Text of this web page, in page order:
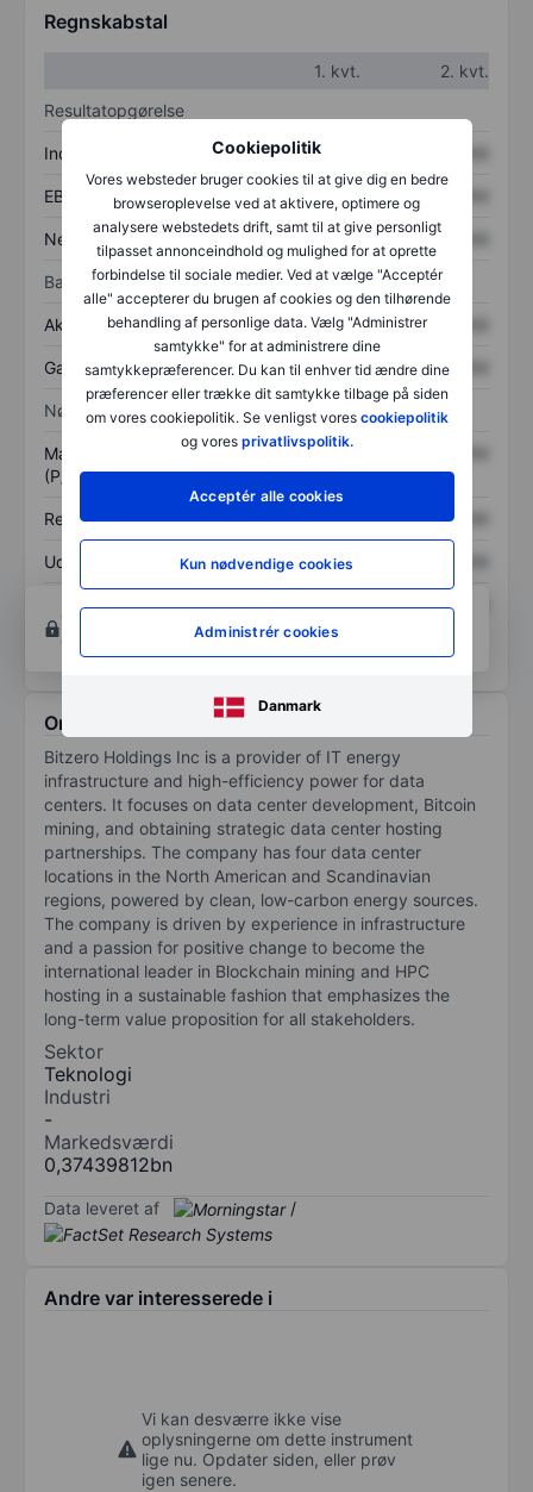
Cookiepolitik
Vores websteder bruger cookies til at give dig en bedre
browseroplevelse ved at aktivere, optimere og
analysere webstedets drift, samt til at give personligt
tilpasset annonceindhold og mulighed for at oprette
forbindelse til sociale medier. Ved at vælge "Acceptér
alle" accepterer du brugen af cookies og den tilhørende
behandling af personlige data. Vælg "Administrer
samtykke" for at administrere dine
samtykkepræferencer. Du kan til enhver tid ændre dine
præferencer eller trække dit samtykke tilbage på siden
om vores cookiepolitik. Se venligst vores cookiepolitik
og vores privatlivspolitik.
Acceptér alle cookies
Kun nødvendige cookies
Administrér cookies
Danmark
Regnskabstal
1. kvt.
2. kvt.
Resultatopgørelse
Indtægter XXXXXXX
EBITDA XXXXXXX XXXXXXX
Nettoresultat XXXXXXX XXXXXXX
Balance
Aktiver i alt XXXXXXX XXXXXXX
Gæld XXXXXXX XXXXXXX
Nøgletal
Markedsværdi/omsætning
(P/S)
XXXXXXX
Resultat pr. aktie (EPS) XXXXXXX XXXXXXX
Udbytte pr. aktie XXXXXXX
Afkast af egenkapital XXXXXXX XXXXXXX
Opret konto
og analyse værktøjer.
Om Bitzero Holdings Inc
Bitzero Holdings Inc is a provider of IT energy
infrastructure and high-efficiency power for data
centers. It focuses on data center development, Bitcoin
mining, and obtaining strategic data center hosting
partnerships. The company has four data center
locations in the North American and Scandinavian
regions, powered by clean, low-carbon energy sources.
The company is driven by experience in infrastructure
and a passion for positive change to become the
international leader in Blockchain mining and HPC
hosting in a sustainable fashion that emphasizes the
long-term value proposition for all stakeholders.
Sektor
Teknologi
Industri
-
Markedsværdi
0,37439812bn
Data leveret af /
Andre var interesserede i
Vi kan desværre ikke vise
oplysningerne om dette instrument
lige nu. Opdater siden, eller prøv
igen senere.